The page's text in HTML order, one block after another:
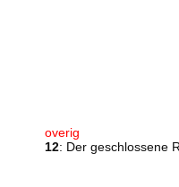
overig
12: Der geschlossene